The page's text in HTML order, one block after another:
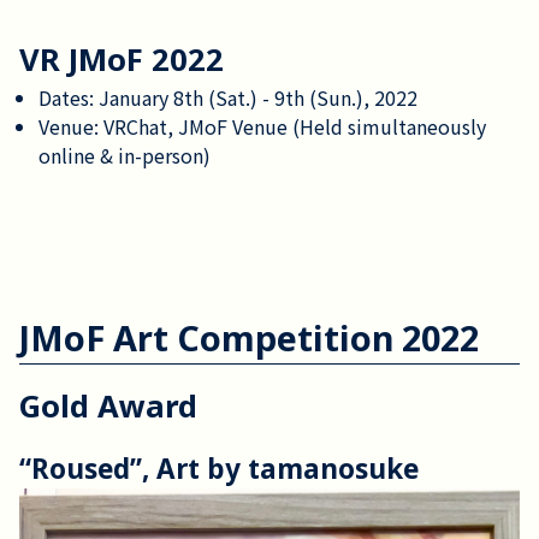
VR JMoF 2022
Dates: January 8th (Sat.) - 9th (Sun.), 2022
Venue: VRChat, JMoF Venue (Held simultaneously
online & in-person)
JMoF Art Competition 2022
Gold Award
“Roused”, Art by tamanosuke